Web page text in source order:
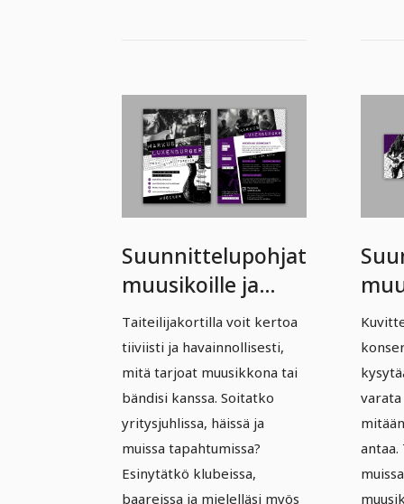
Suunnittelupohjat
muusikoille ja
bändeille – Osa 1:
Taiteilijakortti
Taiteilijakortilla voit kertoa
tiiviisti ja havainnollisesti,
mitä tarjoat muusikkona tai
bändisi kanssa. Soitatko
yritysjuhlissa, häissä ja
muissa tapahtumissa?
Esinytätkö klubeissa,
baareissa ja mielelläsi myös
varata
antaa.